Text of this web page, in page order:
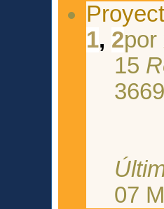
1, 2por
15
07